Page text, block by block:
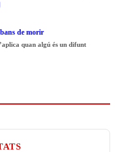
de morir
quan algú és un difunt